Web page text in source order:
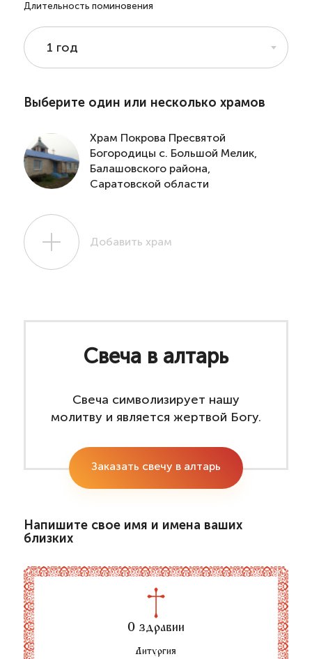
Длительность поминовения
1 год
Выберите один или несколько храмов
Храм Покрова Пресвятой
Богородицы с. Большой Мелик,
Балашовского района,
Саратовской области
Добавить храм
Свеча в алтарь
Свеча символизирует нашу
молитву и является жертвой Богу.
Заказать свечу в алтарь
Напишите свое имя и имена ваших
близких
О здравии
Литургия